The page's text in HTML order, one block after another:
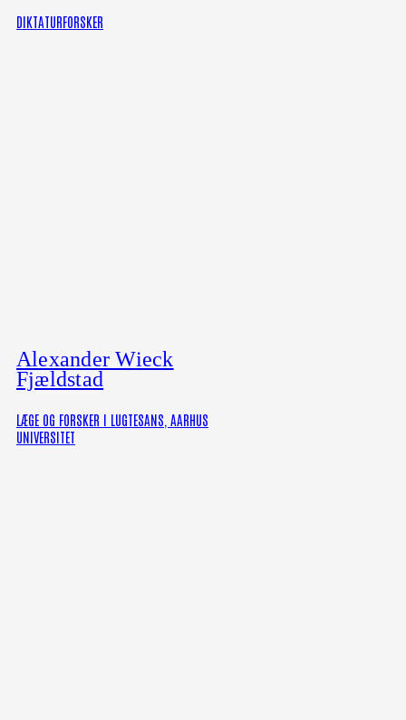
DIKTATURFORSKER
Alexander Wieck
Fjældstad
LÆGE OG FORSKER I LUGTESANS, AARHUS
UNIVERSITET